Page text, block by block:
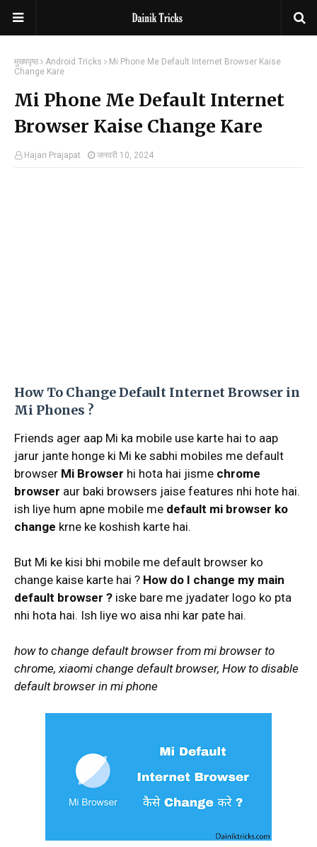
मुख्यपृष्ठ Android Tricks
Mi Phone Me Default Internet Browser Kaise
Change Kare
Mi Phone Me Default Internet
Browser Kaise Change Kare
Hajari Prajapat जनवरी 10, 2024
How To Change Default Internet Browser in
Mi Phones ?
Friends ager aap Mi ka mobile use karte hai to aap
jarur jante honge ki Mi ke sabhi mobiles me default
browser Mi Browser hi hota hai jisme chrome
browser aur baki browsers jaise features nhi hote hai.
ish liye hum apne mobile me default mi browser ko
change krne ke koshish karte hai.
But Mi ke kisi bhi mobile me default browser ko
change kaise karte hai ? How do I change my main
default browser ? iske bare me jyadater logo ko pta
nhi hota hai. Ish liye wo aisa nhi kar pate hai.
how to change default browser from mi browser to
chrome, xiaomi change default browser, How to disable
default browser in mi phone